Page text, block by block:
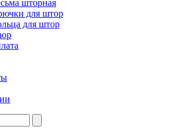
шторная
для штор
для штор